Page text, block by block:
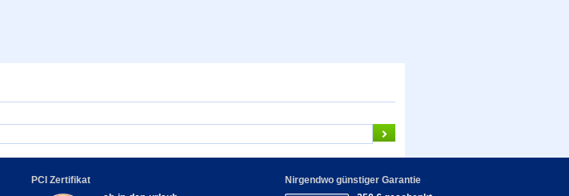
PCI Zertifikat
Nirgendwo günstiger Garantie